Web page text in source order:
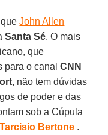
queJohn Allen
Santa Sé. O mais
que
para o canalCNN
, não tem dúvidas
de poder e das
sob a Cúpula
Tarcisio Bertone .